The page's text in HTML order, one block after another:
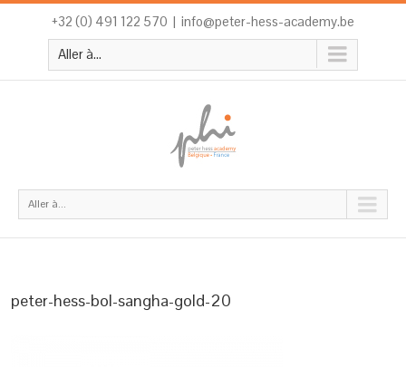
+32 (0) 491 122 570 | info@peter-hess-academy.be
Aller à...
Aller à...
peter-hess-bol-sangha-gold-20